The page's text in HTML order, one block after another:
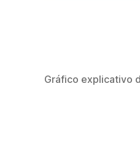
Gráfico explicativo